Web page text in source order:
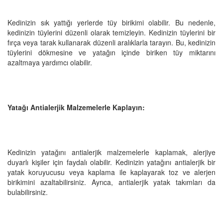
Kedinizin sık yattığı yerlerde tüy birikimi olabilir. Bu nedenle,
kedinizin tüylerini düzenli olarak temizleyin. Kedinizin tüylerini bir
fırça veya tarak kullanarak düzenli aralıklarla tarayın. Bu, kedinizin
tüylerini dökmesine ve yatağın içinde biriken tüy miktarını
azaltmaya yardımcı olabilir.
Yatağı Antialerjik Malzemelerle Kaplayın:
Kedinizin yatağını antialerjik malzemelerle kaplamak, alerjiye
duyarlı kişiler için faydalı olabilir. Kedinizin yatağını antialerjik bir
yatak koruyucusu veya kaplama ile kaplayarak toz ve alerjen
birikimini azaltabilirsiniz. Ayrıca, antialerjik yatak takımları da
bulabilirsiniz.